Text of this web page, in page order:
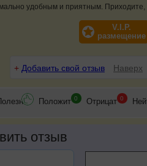
удобным и приятным.
V.I.P.
размещение
+ Добавить свой отзыв Наверх
Положит 0 Отрицат 0
отзыв